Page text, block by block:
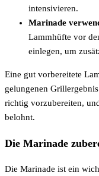
intensivieren.
Marinade
Lammhüfte vor
einlegen, um
Eine gut vorbereitete
gelungenen
richtig vorzubereiten,
belohnt.
Die Marinade
Die Marinade ist ein